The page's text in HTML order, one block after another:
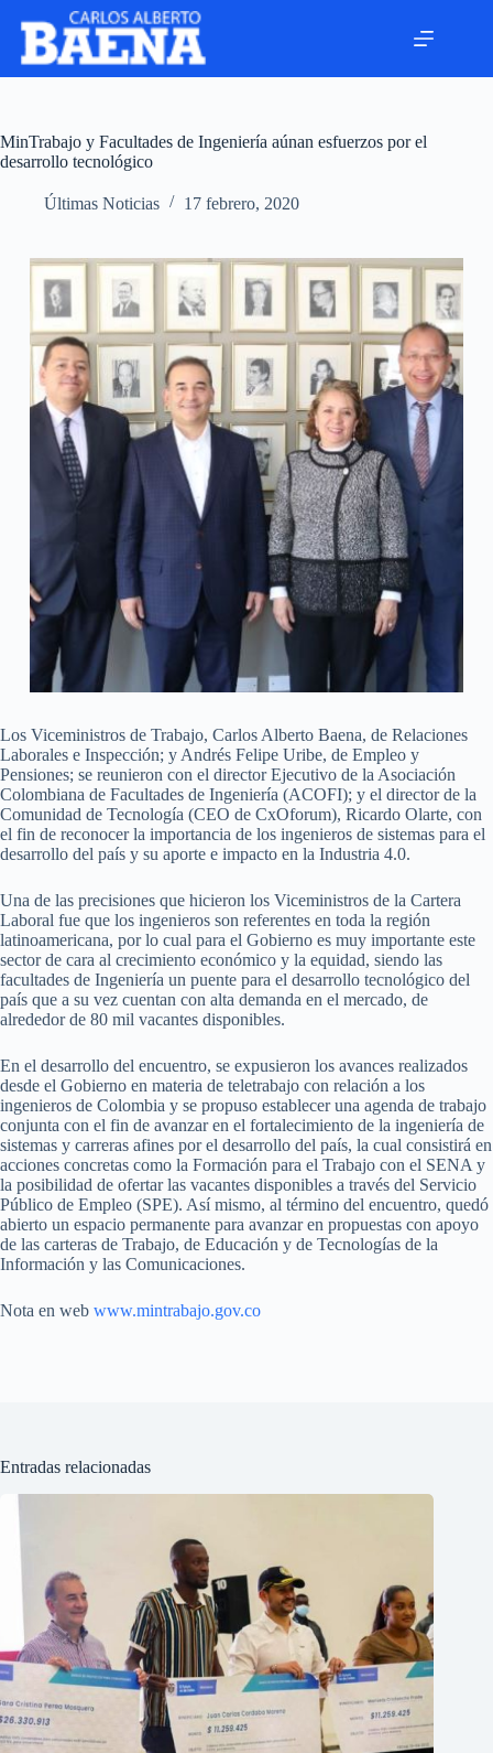
MinTrabajo y Facultades de Ingeniería aúnan esfuerzos por el
desarrollo tecnológico
Últimas Noticias 17 febrero, 2020
Los Viceministros de Trabajo, Carlos Alberto Baena, de Relaciones
Laborales e Inspección; y Andrés Felipe Uribe, de Empleo y
Pensiones; se reunieron con el director Ejecutivo de la Asociación
Colombiana de Facultades de Ingeniería (ACOFI); y el director de la
Comunidad de Tecnología (CEO de CxOforum), Ricardo Olarte, con
el fin de reconocer la importancia de los ingenieros de sistemas para el
desarrollo del país y su aporte e impacto en la Industria 4.0.
Una de las precisiones que hicieron los Viceministros de la Cartera
Laboral fue que los ingenieros son referentes en toda la región
latinoamericana, por lo cual para el Gobierno es muy importante este
sector de cara al crecimiento económico y la equidad, siendo las
facultades de Ingeniería un puente para el desarrollo tecnológico del
país que a su vez cuentan con alta demanda en el mercado, de
alrededor de 80 mil vacantes disponibles.
En el desarrollo del encuentro, se expusieron los avances realizados
desde el Gobierno en materia de teletrabajo con relación a los
ingenieros de Colombia y se propuso establecer una agenda de trabajo
conjunta con el fin de avanzar en el fortalecimiento de la ingeniería de
sistemas y carreras afines por el desarrollo del país, la cual consistirá en
acciones concretas como la Formación para el Trabajo con el SENA y
la posibilidad de ofertar las vacantes disponibles a través del Servicio
Público de Empleo (SPE). Así mismo, al término del encuentro, quedó
abierto un espacio permanente para avanzar en propuestas con apoyo
de las carteras de Trabajo, de Educación y de Tecnologías de la
Información y las Comunicaciones.
Nota en web www.mintrabajo.gov.co
Entradas relacionadas